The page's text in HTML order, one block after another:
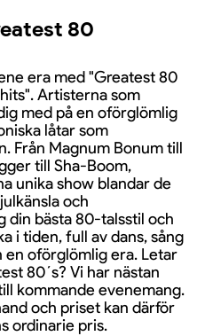
80
era med "Greatest 80
Artisterna som
med på en oförglömlig
låtar som
Från Magnum Bonum till
till Sha-Boom,
unika show blandar de
och
din bästa 80-talsstil och
i tiden, full av dans, sång
oförglömlig era. Letar
80´s? Vi har nästan
kommande evenemang.
och priset kan därför
ordinarie pris.